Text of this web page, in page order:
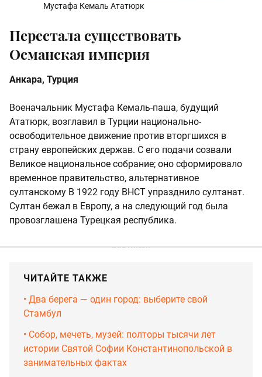
Мустафа Кемаль Ататюрк
Перестала существовать
Османская империя
Анкара, Турция
Военачальник Мустафа Кемаль-паша, будущий
Ататюрк, возглавил в Турции национально-
освободительное движение против вторгшихся в
страну европейских держав. С его подачи созвали
Великое национальное собрание; оно сформировало
временное правительство, альтернативное
султанскому В 1922 году ВНСТ упразднило султанат.
Султан бежал в Европу, а на следующий год была
провозглашена Турецкая республика.
ЧИТАЙТЕ ТАКЖЕ
•‎ Два берега — один город: выберите свой
Стамбул
•‎ Собор, мечеть, музей: полторы тысячи лет
истории Святой Софии Константинопольской в
занимательных фактах